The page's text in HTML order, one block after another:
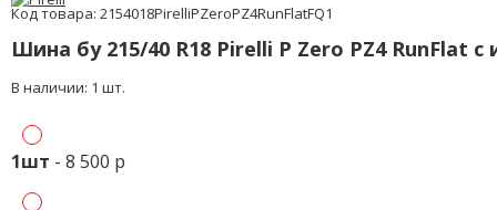
Код товара: 2154018PirelliPZeroPZ4RunFlatFQ1
Шина бу 215/40 R18 Pirelli P Zero PZ4 RunFlat с
В наличии: 1 шт.
1шт - 8 500 р